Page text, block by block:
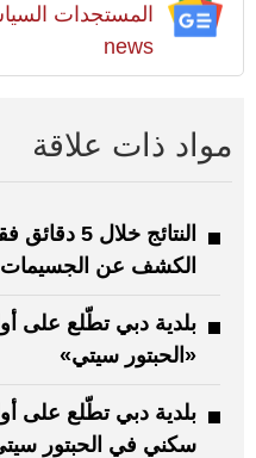
news
مواد ذات علاقة
النتائج
الكشف عن الجسيمات
بلدية دبي تطّلع على
«الحبتور سيتي»
بلدية دبي تطّلع على
سكني في الحبتور